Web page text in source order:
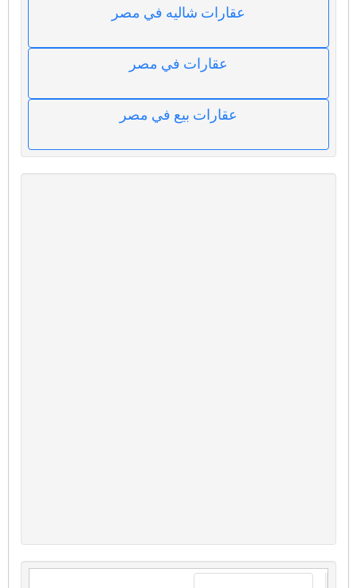
عقارات شاليه في مصر
عقارات في مصر
عقارات بيع في مصر